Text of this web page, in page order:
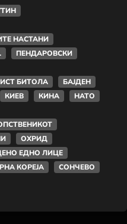
НАСТАНИ
ПЕНДАРОВСКИ
БИТОЛА
БАЈДЕН
КИЕВ КИНА
НАТО
ОХРИД
ЕДНО ЛИЦЕ
КОРЕЈА
СОНЧЕВО